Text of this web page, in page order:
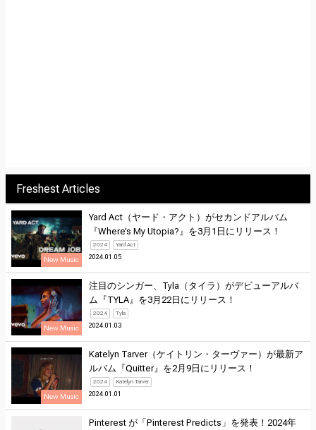
Freshest Articles
New Music
Yard Act（ヤード・アクト）がセカンドアルバム
『Where’s My Utopia?』を3月1日にリリース！
2024 Yard Act
2024.01.05
New Music
注目のシンガー、Tyla（タイラ）がデビューアルバ
ム『TYLA』を3月22日にリリース！
2024 Tyla
2024.01.03
New Music
Katelyn Tarver（ケイトリン・ターヴァー）が最新ア
ルバム『Quitter』を2月9日にリリース！
2024 Katelyn Tarver
2024.01.01
Pinterest が「Pinterest Predicts」を発表！2024年